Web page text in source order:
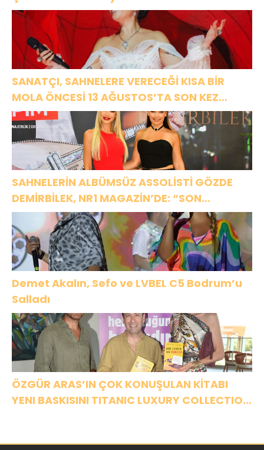
SANATÇI, SAHNELERE VERECEĞİ KISA BİR
MOLA ÖNCESİ 13 AĞUSTOS’TA SON KEZ
HARBİYE’DE OLACAK!
SAHNELERİN ALBÜMSÜZ ASSOLİSTİ GÖZDE
DEMİRBİLEK, NR1 MAGAZİN’DE: “SON
ASSOLİST OLARAK VAR OLACAĞIM!”
Demet Akalın, Sefo ve LVBEL C5 Bodrum’u
Salladı
ÖZGÜR ARAS’IN ÇOK KONUŞULAN KİTABI
YENI BASKISINI TITANIC LUXURY COLLECTION